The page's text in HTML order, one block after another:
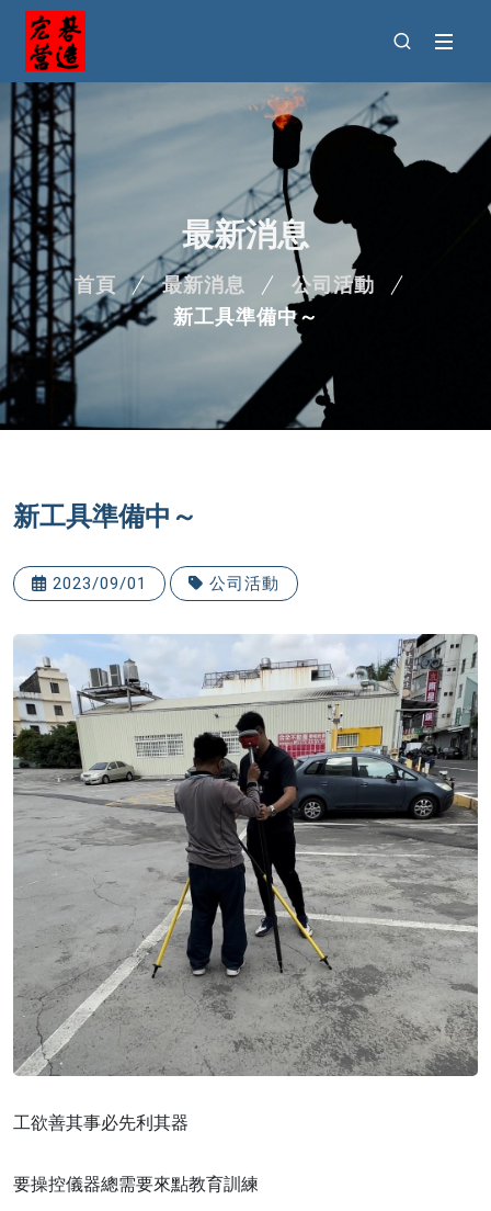
最新消息
首頁 最新消息
公司活動
新工具準備中～
新工具準備中～
2023/09/01 公司活動
工欲善其事必先利其器
要操控儀器總需要來點教育訓練